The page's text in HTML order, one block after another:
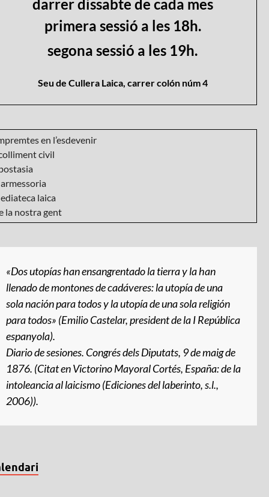
darrer dissabte de cada mes
primera sessió a les 18h.
segona sessió a les 19h.
Seu de Cullera Laica, carrer colón núm 4
en l’esdevenir
civil
laica
la nostra gent
«Dos utopías han ensangrentado la tierra y la han
llenado de montones de cadáveres: la utopía de una
sola nación para todos y la utopía de una sola religión
para todos» (Emilio Castelar, president de la I República
espanyola).
Diario de sesiones. Congrés dels Diputats, 9 de maig de
1876. (Citat en Victorino Mayoral Cortés, España: de la
intoleancia al laicismo(Ediciones del laberinto, s.l.,
2006)).